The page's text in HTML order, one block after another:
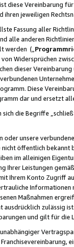
diese Vereinbarung
ihren jeweiligen
Fassung aller
alle anderen
werden („
Widersprüchen
dieser
Diese
dar und ersetzt
die Begriffe
unsere
öffentlich
im alleinigen
Ihrer Leistungen
Ihrem Konto
Maßnahmen
ausdrücklich zulässig
und gilt für die